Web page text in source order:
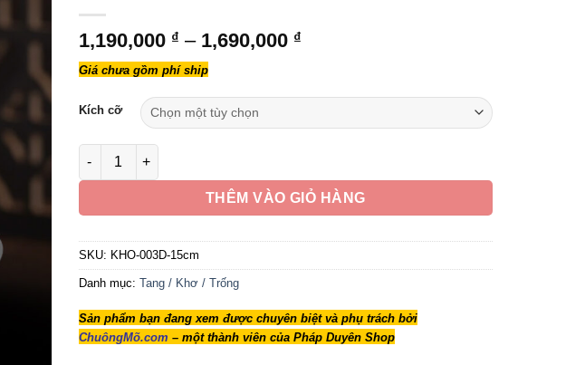
1,190,000 ₫ – 1,690,000 ₫Khoảng
1,190,000 ₫
Giá chưa gồm phí ship
Kích cỡ
Pháp Khí Khơ Cỡ Mầu Đen, Loại Cao Cấp, Kích Cỡ 15cm, 18cm số lượng
THÊM VÀO GIỎ HÀNG
SKU: KHO-003D-15cm
Danh mục: Tang / Khơ / Trống
Sản phẩm bạn đang xem được chuyên biệt và phụ trách bởi
ChuôngMõ.com – một thành viên của Pháp Duyên Shop